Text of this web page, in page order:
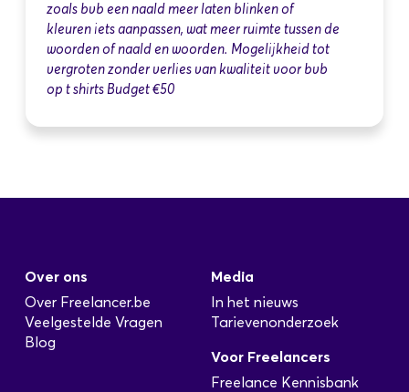
zoals bvb een naald meer laten blinken of
kleuren iets aanpassen, wat meer ruimte tussen de
woorden of naald en woorden. Mogelijkheid tot
vergroten zonder verlies van kwaliteit voor bvb
op t shirts Budget €50
Over ons
Over Freelancer.be
Veelgestelde Vragen
Blog
Media
In het nieuws
Tarievenonderzoek
Voor Freelancers
Freelance Kennisbank